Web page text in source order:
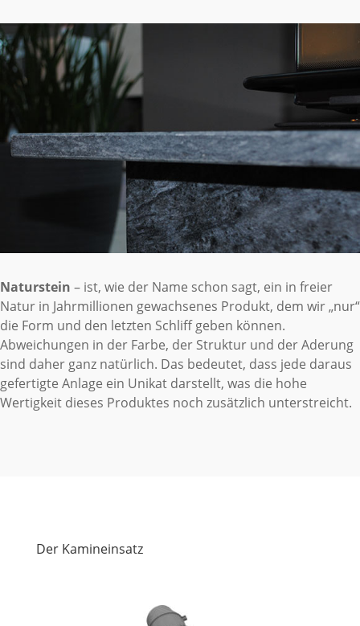
Naturstein – ist, wie der Name schon sagt, ein in freier
Natur in Jahrmillionen gewachsenes Produkt, dem wir „nur“
die Form und den letzten Schliff geben können.
Abweichungen in der Farbe, der Struktur und der Aderung
sind daher ganz natürlich. Das bedeutet, dass jede daraus
gefertigte Anlage ein Unikat darstellt, was die hohe
Wertigkeit dieses Produktes noch zusätzlich unterstreicht.
Der Kamineinsatz